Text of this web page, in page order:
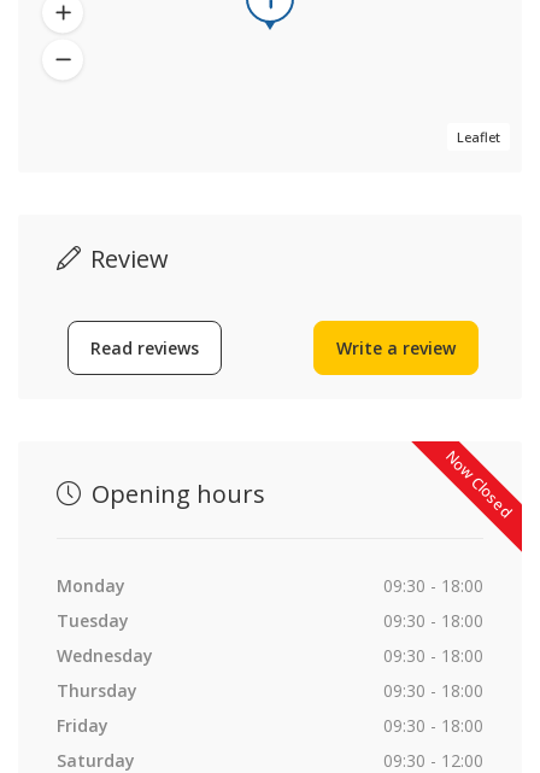
Leaflet
Review
Read reviews Write a review
Now Closed
Opening hours
Monday
09:30 - 18:00
Tuesday
09:30 - 18:00
Wednesday
09:30 - 18:00
Thursday
09:30 - 18:00
Friday
09:30 - 18:00
Saturday
09:30 - 12:00